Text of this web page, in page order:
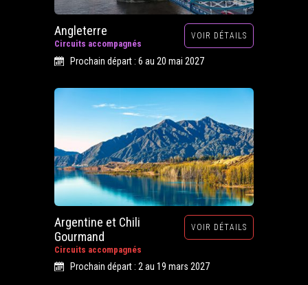
Angleterre
Circuits accompagnés
VOIR DÉTAILS
Prochain départ : 6 au 20 mai 2027
Argentine et Chili
Gourmand
Circuits accompagnés
VOIR DÉTAILS
Prochain départ : 2 au 19 mars 2027